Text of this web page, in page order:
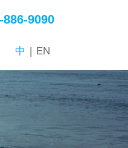
886-9090
中 | EN